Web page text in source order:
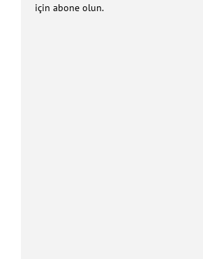
için abone olun.